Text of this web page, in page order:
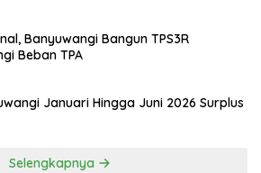
Banyuwangi Bangun TPS3R
Beban TPA
Januari Hingga Juni 2026 Surplus
Selengkapnya